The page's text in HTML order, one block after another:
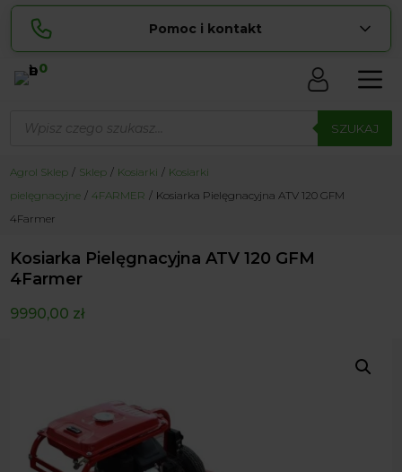
Pomoc i kontakt
Sylwia
pokaż numer
729 856 ...
Biuro obsługi klienta czynne Pn-Sb: 8:00 – 20:00
0
produktów SZUKAJ
Agrol Sklep Sklep Kosiarki
Kosiarki
pielęgnacyjne
4FARMER
Kosiarka Pielęgnacyjna ATV 120 GFM
4Farmer
Kosiarka Pielęgnacyjna ATV 120 GFM
4Farmer
9990,00 zł